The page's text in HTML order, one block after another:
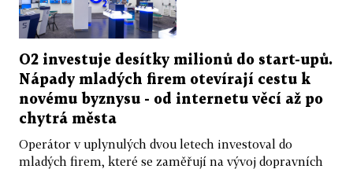
O2 investuje desítky milionů do start-upů.
Nápady mladých firem otevírají cestu k
novému byznysu - od internetu věcí až po
chytrá města
Operátor v uplynulých dvou letech investoval do
mladých firem, které se zaměřují na vývoj dopravních